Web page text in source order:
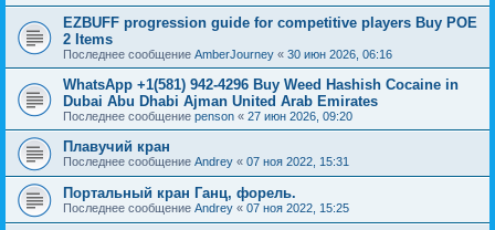
EZBUFF progression guide for competitive players Buy POE
2 Items
Последнее сообщение AmberJourney « 30 июн 2026, 06:16
WhatsApp +1(581) 942-4296 Buy Weed Hashish Cocaine in
Dubai Abu Dhabi Ajman United Arab Emirates
Последнее сообщение penson « 27 июн 2026, 09:20
Плавучий кран
Последнее сообщение Andrey « 07 ноя 2022, 15:31
Портальный кран Ганц, форель.
Последнее сообщение Andrey « 07 ноя 2022, 15:25